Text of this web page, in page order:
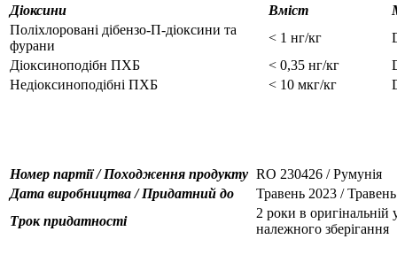
Діоксини Вміст
Поліхлоровані дібензо-П-діоксини та
фурани
< 1 нг/кг
Діоксиноподібн ПХБ
< 0,35 нг/кг
Недіоксиноподібні ПХБ
< 10 мкг/кг
Номер партії / Походження продукту RO 230426 / Румунія
Дата виробництва / Придатний до
Травень 2023 /
Трок придатності
2 роки в оригінальній
належного зберігання